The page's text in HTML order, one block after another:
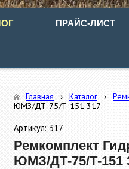
ПРАЙС-ЛИСТ
Главная › Каталог ›
ЮМЗ/ДТ-75/Т-151 317
Артикул: 317
Ремкомплект
ЮМЗ/ДТ-75/Т-151